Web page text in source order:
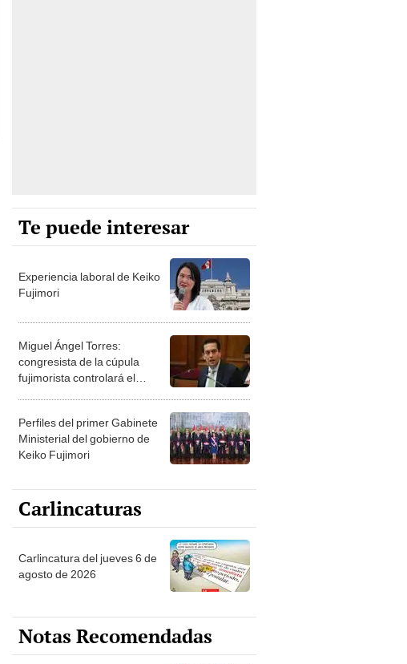
Te puede interesar
Experiencia laboral de Keiko
Fujimori
Miguel Ángel Torres:
congresista de la cúpula
fujimorista controlará el
Perfiles del primer Gabinete
Ministerial del gobierno de
Keiko Fujimori
Carlincaturas
Carlincatura del jueves 6 de
agosto de 2026
Notas Recomendadas